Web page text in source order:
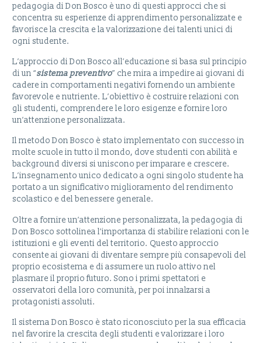
pedagogia di Don Bosco è uno di questi approcci che si
concentra su esperienze di apprendimento personalizzate e
favorisce la crescita e la valorizzazione dei talenti unici di
ogni studente.
L’approccio di Don Bosco all’educazione si basa sul principio
di un “sistema preventivo” che mira a impedire ai giovani di
cadere in comportamenti negativi fornendo un ambiente
favorevole e nutriente. L’obiettivo è costruire relazioni con
gli studenti, comprendere le loro esigenze e fornire loro
un’attenzione personalizzata.
Il metodo Don Bosco è stato implementato con successo in
molte scuole in tutto il mondo, dove studenti con abilità e
background diversi si uniscono per imparare e crescere.
L’insegnamento unico dedicato a ogni singolo studente ha
portato a un significativo miglioramento del rendimento
scolastico e del benessere generale.
Oltre a fornire un’attenzione personalizzata, la pedagogia di
Don Bosco sottolinea l’importanza di stabilire relazioni con le
istituzioni e gli eventi del territorio. Questo approccio
consente ai giovani di diventare sempre più consapevoli del
proprio ecosistema e di assumere un ruolo attivo nel
plasmare il proprio futuro. Sono i primi spettatori e
osservatori della loro comunità, per poi innalzarsi a
protagonisti assoluti.
Il sistema Don Bosco è stato riconosciuto per la sua efficacia
nel favorire la crescita degli studenti e valorizzare i loro